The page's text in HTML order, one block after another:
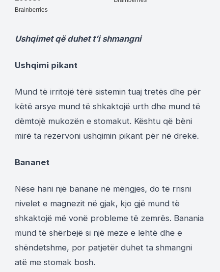
Ushqimet që duhet t’i shmangni
Ushqimi pikant
Mund të irritojë tërë sistemin tuaj tretës dhe për
këtë arsye mund të shkaktojë urth dhe mund të
dëmtojë mukozën e stomakut. Kështu që bëni
mirë ta rezervoni ushqimin pikant për në drekë.
Bananet
Nëse hani një banane në mëngjes, do të rrisni
nivelet e magnezit në gjak, kjo gjë mund të
shkaktojë më vonë probleme të zemrës. Banania
mund të shërbejë si një meze e lehtë dhe e
shëndetshme, por patjetër duhet ta shmangni
atë me stomak bosh.